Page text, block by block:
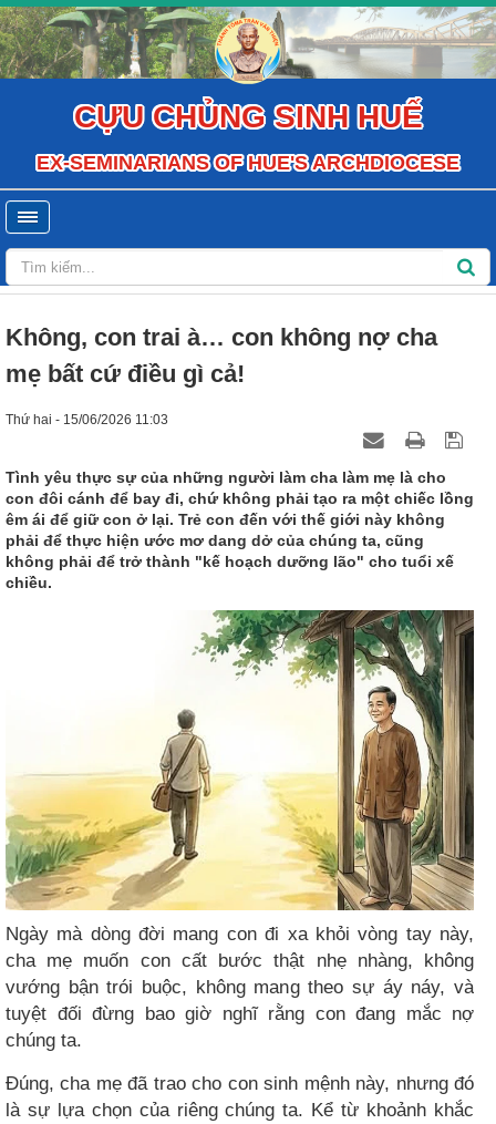
CỰU CHỦNG SINH HUẾ
EX-SEMINARIANS OF HUE'S ARCHDIOCESE
Không, con trai à… con không nợ cha
mẹ bất cứ điều gì cả!
Thứ hai - 15/06/2026 11:03
Tình yêu thực sự của những người làm cha làm mẹ là cho
con đôi cánh để bay đi, chứ không phải tạo ra một chiếc lồng
êm ái để giữ con ở lại. Trẻ con đến với thế giới này không
phải để thực hiện ước mơ dang dở của chúng ta, cũng
không phải để trở thành "kế hoạch dưỡng lão" cho tuổi xế
chiều.
Ngày mà dòng đời mang con đi xa khỏi vòng tay này,
cha mẹ muốn con cất bước thật nhẹ nhàng, không
vướng bận trói buộc, không mang theo sự áy náy, và
tuyệt đối đừng bao giờ nghĩ rằng con đang mắc nợ
chúng ta.
Đúng, cha mẹ đã trao cho con sinh mệnh này, nhưng đó
là sự lựa chọn của riêng chúng ta. Kể từ khoảnh khắc